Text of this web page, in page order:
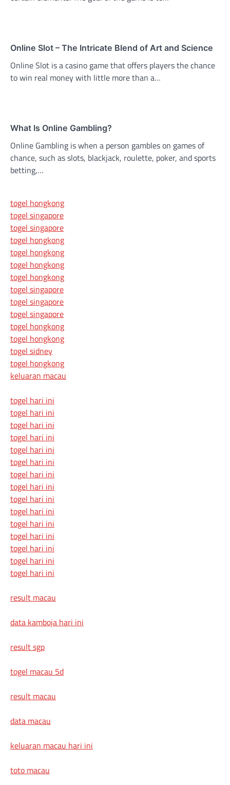
Online Slot – The Intricate Blend of Art and Science
Online Slot is a casino game that offers players the chance
to win real money with little more than a…
What Is Online Gambling?
Online Gambling is when a person gambles on games of
chance, such as slots, blackjack, roulette, poker, and sports
betting,…
togel hongkong
togel singapore
togel singapore
togel hongkong
togel hongkong
togel hongkong
togel hongkong
togel singapore
togel singapore
togel singapore
togel hongkong
togel hongkong
togel sidney
togel hongkong
keluaran macau
togel hari ini
togel hari ini
togel hari ini
togel hari ini
togel hari ini
togel hari ini
togel hari ini
togel hari ini
togel hari ini
togel hari ini
togel hari ini
togel hari ini
togel hari ini
togel hari ini
togel hari ini
result macau
data kamboja hari ini
result sgp
togel macau 5d
result macau
data macau
keluaran macau hari ini
toto macau